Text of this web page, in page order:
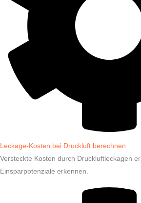
Leckage-Kosten bei Druckluft berechnen
Versteckte Kosten durch Druckluftleckagen
Einsparpotenziale erkennen.